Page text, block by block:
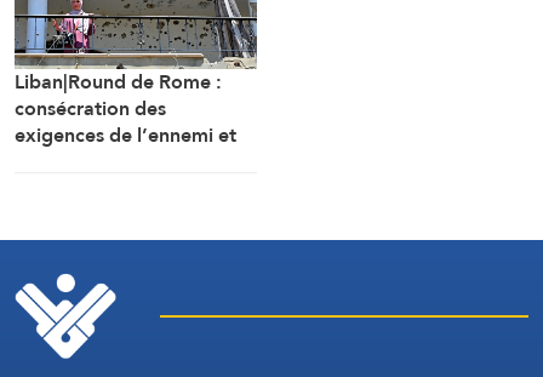
Liban|Round de Rome :
consécration des
exigences de l’ennemi et